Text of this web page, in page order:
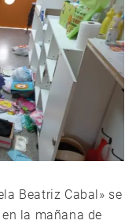
Beatriz Cabal» se
la mañana de